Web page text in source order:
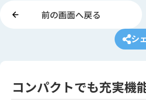
前の画面へ戻る
シ
コンパクトでも充実機